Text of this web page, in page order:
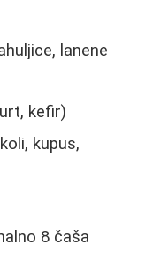
lanene
kefir)
kupus,
8 čaša